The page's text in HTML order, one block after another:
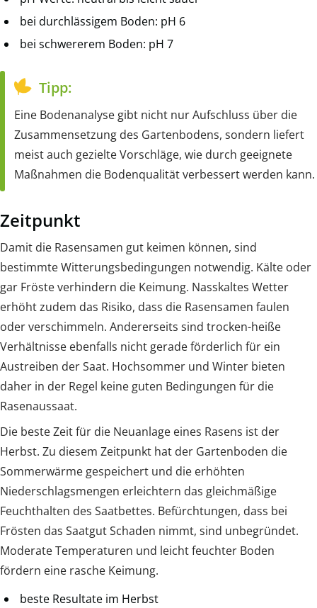
bei durchlässigem Boden: pH 6
bei schwererem Boden: pH 7
Tipp:
Eine Bodenanalyse gibt nicht nur Aufschluss über die
Zusammensetzung des Gartenbodens, sondern liefert
meist auch gezielte Vorschläge, wie durch geeignete
Maßnahmen die Bodenqualität verbessert werden kann.
Zeitpunkt
Damit die Rasensamen gut keimen können, sind
bestimmte Witterungsbedingungen notwendig. Kälte oder
gar Fröste verhindern die Keimung. Nasskaltes Wetter
erhöht zudem das Risiko, dass die Rasensamen faulen
oder verschimmeln. Andererseits sind trocken-heiße
Verhältnisse ebenfalls nicht gerade förderlich für ein
Austreiben der Saat. Hochsommer und Winter bieten
daher in der Regel keine guten Bedingungen für die
Rasenaussaat.
Die beste Zeit für die Neuanlage eines Rasens ist der
Herbst. Zu diesem Zeitpunkt hat der Gartenboden die
Sommerwärme gespeichert und die erhöhten
Niederschlagsmengen erleichtern das gleichmäßige
Feuchthalten des Saatbettes. Befürchtungen, dass bei
Frösten das Saatgut Schaden nimmt, sind unbegründet.
Moderate Temperaturen und leicht feuchter Boden
fördern eine rasche Keimung.
beste Resultate im Herbst